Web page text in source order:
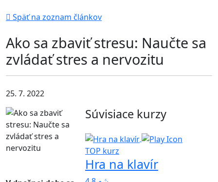
Späť na zoznam článkov
Ako sa zbaviť stresu: Naučte sa
zvládať stres a nervozitu
25. 7. 2022
Súvisiace kurzy
TOP kurz
Hra na klavír